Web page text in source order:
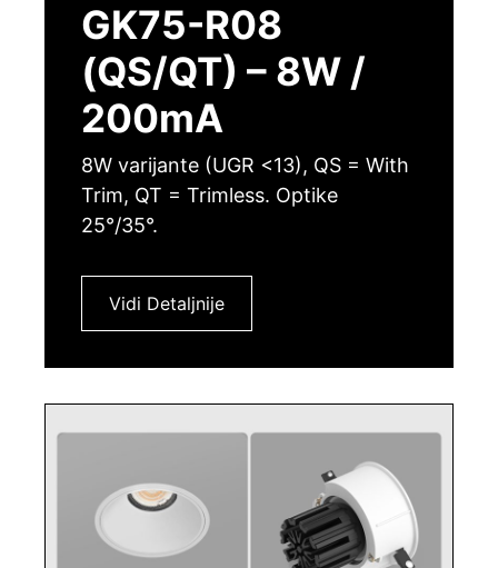
GK75-R08
(QS/QT) – 8W /
200mA
8W varijante (UGR <13), QS = With
Trim, QT = Trimless. Optike
25°/35°.
Vidi Detaljnije